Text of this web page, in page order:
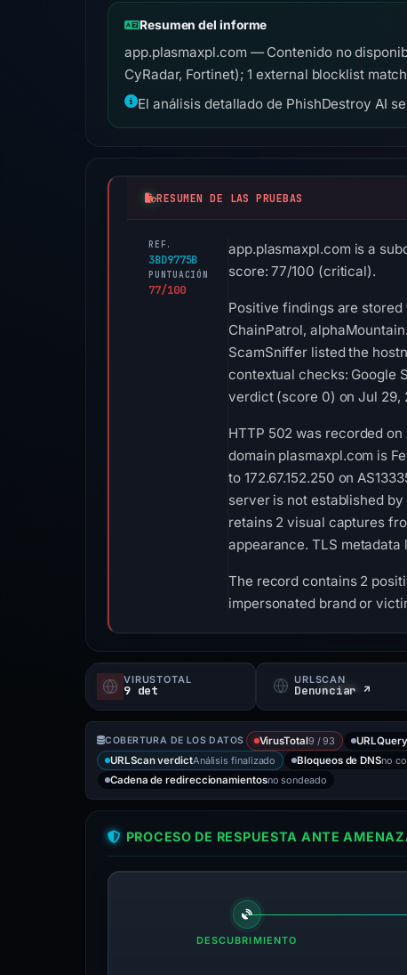
Resumen del informe
app.plasmaxpl.com — Contenido no
CyRadar, Fortinet); 1 external blocklist
El análisis detallado de PhishDestroy AI
RESUMEN DE LAS PRUEBAS
REF.
3BD9775B
PUNTUACIÓN
77/100
app.plasmaxpl.com is a
score: 77/100 (critical).
Positive findings are stored
ChainPatrol,
ScamSniffer listed the
contextual checks: Google
verdict (score 0) on Jul 29,
HTTP 502 was recorded
domain plasmaxpl.com is
to 172.67.152.250 on
server is not established
retains 2 visual captures
appearance. TLS metadata
The record contains 2
impersonated brand or
VIRUSTOTAL
9 det
URLSCAN
Denunciar ↗
COBERTURA DE LOS DATOS VirusTotal9 / 93 URLQuery
URLScan verdictAnálisis finalizado Bloqueos de DNSno
Cadena de redireccionamientosno sondeado
PROCESO DE RESPUESTA ANTE
DESCUBRIMIENTO